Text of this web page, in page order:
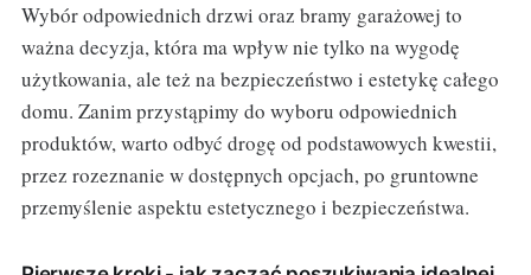
Wybór odpowiednich drzwi oraz bramy garażowej to
ważna decyzja, która ma wpływ nie tylko na wygodę
użytkowania, ale też na bezpieczeństwo i estetykę całego
domu. Zanim przystąpimy do wyboru odpowiednich
produktów, warto odbyć drogę od podstawowych kwestii,
przez rozeznanie w dostępnych opcjach, po gruntowne
przemyślenie aspektu estetycznego i bezpieczeństwa.